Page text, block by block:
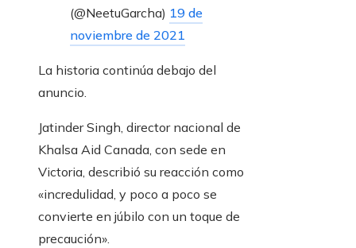
(@NeetuGarcha) 19 de
noviembre de 2021
La historia continúa debajo del
anuncio.
Jatinder Singh, director nacional de
Khalsa Aid Canada, con sede en
Victoria, describió su reacción como
«incredulidad, y poco a poco se
convierte en júbilo con un toque de
precaución».